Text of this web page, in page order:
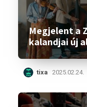
Megjelent a
kalandjai új
tixa 2025.02.24.